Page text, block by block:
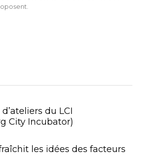
du LCI
City Incubator)
les idées des facteurs